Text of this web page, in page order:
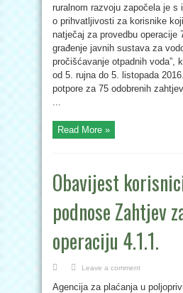
ruralnom razvoju započela je s
o prihvatljivosti za korisnike
natječaj za provedbu operacije
građenje javnih sustava za
pročišćavanje otpadnih voda”,
od 5. rujna do 5. listopada
potpore za 75 odobrenih
...
Read More »
Obavijest
podnose Zahtjev
operaciju 4.1.1.
Leave a comment
Agencija za plaćanja u